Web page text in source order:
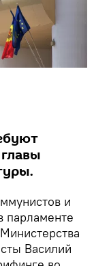
и
парламенте
Василий